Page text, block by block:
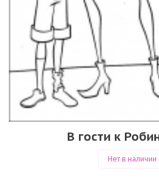
В гости к
Нет в наличии